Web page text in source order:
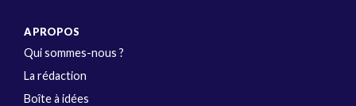
A PROPOS
Qui sommes-nous ?
La rédaction
Boîte à idées